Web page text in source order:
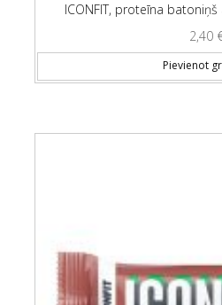
ICONFIT, proteīna
2,40
Pievienot